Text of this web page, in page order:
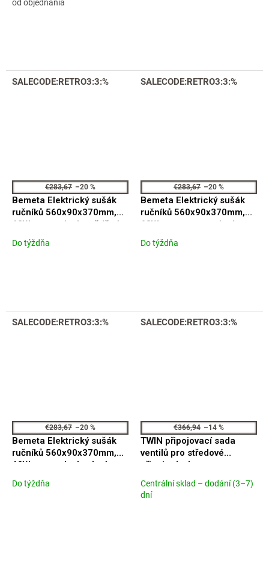
Rozměr C - 165 cm,
od objednania
SALECODE:RETRO3:3:%
€283,67 –20 %
Bemeta Elektrický sušák
ručníků 560x90x370mm,
63W, nerez, lesk, měděná
Do týždňa
SALECODE:RETRO3:3:%
€283,67 –20 %
Bemeta Elektrický sušák
ručníků 560x90x370mm,
63W, nerez, mat, zlatá
Do týždňa
SALECODE:RETRO3:3:%
€283,67 –20 %
Bemeta Elektrický sušák
ručníků 560x90x370mm,
63W, nerez, lesk, zlatá
Do týždňa
SALECODE:RETRO3:3:%
€366,94 –14 %
TWIN připojovací sada
ventilů pro středové
připojení, zlato mat
Centrální sklad – dodání (3–7)
dní